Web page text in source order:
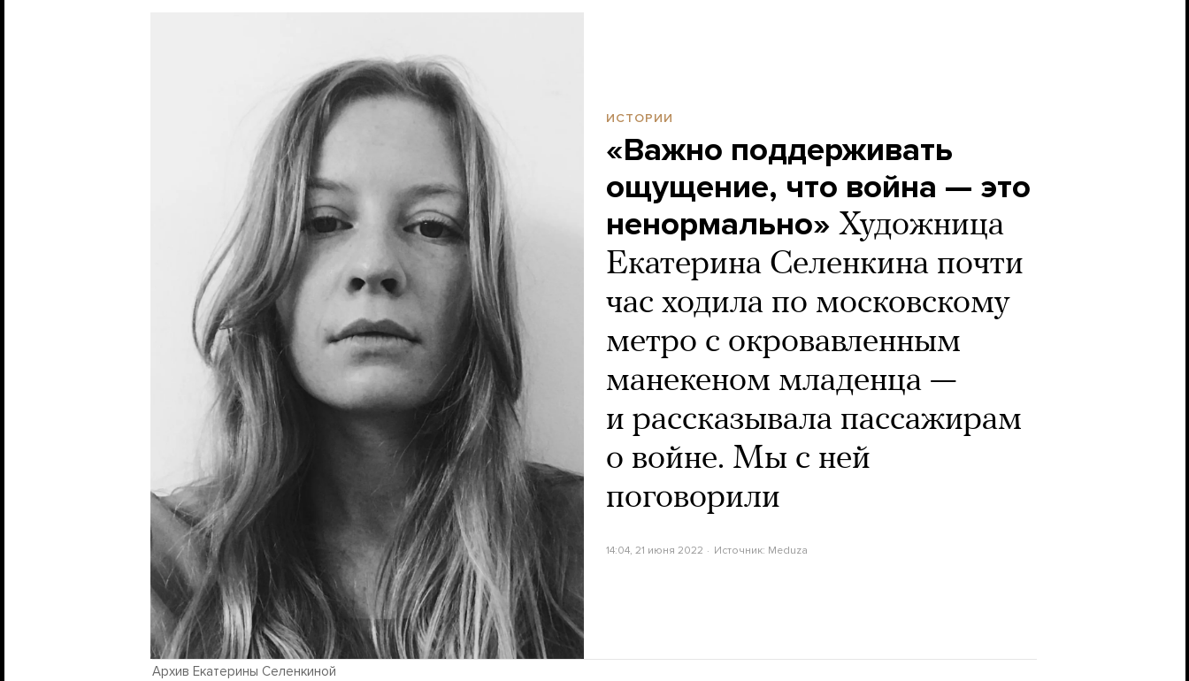
ИСТОРИИ
«Важно поддерживать
ощущение, что война — это
ненормально» Художница
Екатерина Селенкина почти
час ходила по московскому
метро с окровавленным
манекеном младенца —
и рассказывала пассажирам
о войне. Мы с ней
поговорили
14:04, 21 июня 2022 Источник: Meduza
Архив Екатерины Селенкиной